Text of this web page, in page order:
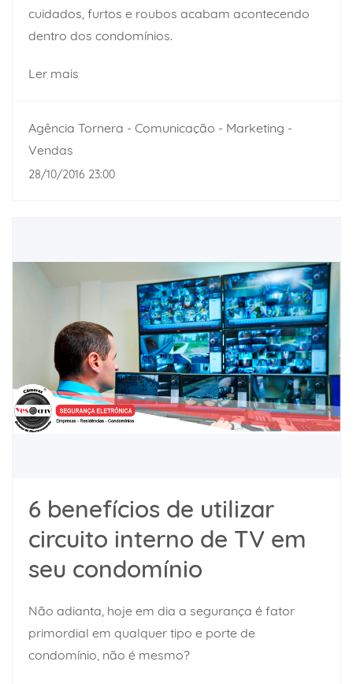
cuidados, furtos e roubos acabam acontecendo
dentro dos condomínios.
Ler mais
Agência Tornera - Comunicação - Marketing -
Vendas
28/10/2016 23:00
6 benefícios de utilizar
circuito interno de TV em
seu condomínio
Não adianta, hoje em dia a segurança é fator
primordial em qualquer tipo e porte de
condomínio, não é mesmo?